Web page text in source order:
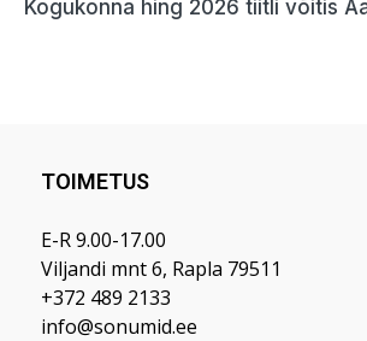
TOIMETUS
E-R 9.00-17.00
Viljandi mnt 6, Rapla 79511
+372 489 2133
info@sonumid.ee